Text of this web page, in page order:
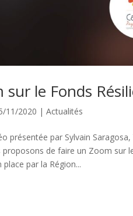
sur le Fonds
11/2020 |Actualités
présentée par Sylvain
de faire un Zoom sur
par la Région...